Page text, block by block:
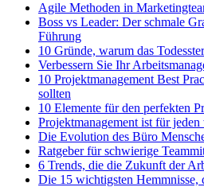
Agile Methoden in
Boss vs Leader: Der schmale
Führung
10 Gründe, warum das
Verbessern Sie Ihr
10 Projektmanagement Best
sollten
10 Elemente für den perfekten
Projektmanagement ist für jeden
Die Evolution des Büro
Ratgeber für schwierige
6 Trends, die die Zukunft der
Die 15 wichtigsten